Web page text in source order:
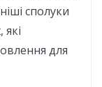
сполуки
для